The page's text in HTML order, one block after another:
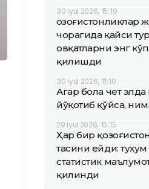
30 iyul 2026, 15:19
Қозоғистонликлар
чорагида қайси
овқатларни энг
қилишди
30 iyul 2026, 11:10
Агар бола чет
йўқотиб қўйса,
29 iyul 2026, 15:15
Ҳар бир
тасини ейди:
статистик
қилинди